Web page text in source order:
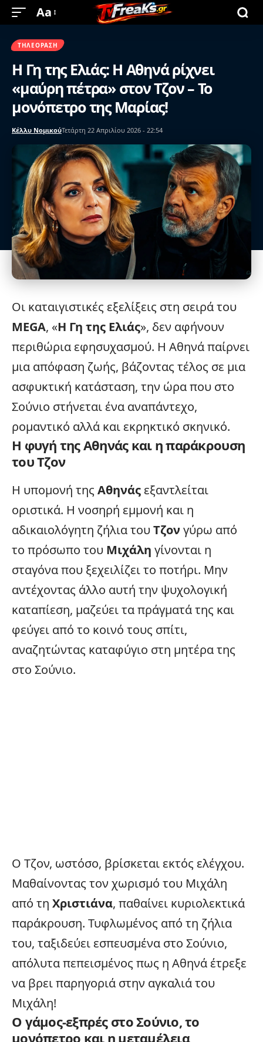
Aa
ΤΗΛΕΌΡΑΣΗ
Η Γη της Ελιάς: Η Αθηνά ρίχνει
«μαύρη πέτρα» στον Τζον – Το
μονόπετρο της Μαρίας!
Κέλλυ ΝομικούΤετάρτη 22 Απριλίου 2026 - 22:54
Οι καταιγιστικές εξελίξεις στη σειρά του
MEGA, «Η Γη της Ελιάς», δεν αφήνουν
περιθώρια εφησυχασμού. Η Αθηνά παίρνει
μια απόφαση ζωής, βάζοντας τέλος σε μια
ασφυκτική κατάσταση, την ώρα που στο
Σούνιο στήνεται ένα αναπάντεχο,
ρομαντικό αλλά και εκρηκτικό σκηνικό.
Η φυγή της Αθηνάς και η παράκρουση
του Τζον
Η υπομονή της Αθηνάς εξαντλείται
οριστικά. Η νοσηρή εμμονή και η
αδικαιολόγητη ζήλια τουΤζον γύρω από
το πρόσωπο του Μιχάλη γίνονται η
σταγόνα που ξεχειλίζει το ποτήρι. Μην
αντέχοντας άλλο αυτή την ψυχολογική
καταπίεση, μαζεύει τα πράγματά της και
φεύγει από το κοινό τους σπίτι,
αναζητώντας καταφύγιο στη μητέρα της
στο Σούνιο.
Ο Τζον, ωστόσο, βρίσκεται εκτός ελέγχου.
Μαθαίνοντας τον χωρισμό του Μιχάλη
από τη Χριστιάνα, παθαίνει κυριολεκτικά
παράκρουση. Τυφλωμένος από τη ζήλια
του, ταξιδεύει εσπευσμένα στο Σούνιο,
απόλυτα πεπεισμένος πως η Αθηνά έτρεξε
να βρει παρηγοριά στην αγκαλιά του
Μιχάλη!
Ο γάμος-εξπρές στο Σούνιο, το
μονόπετρο και η μεταμέλεια